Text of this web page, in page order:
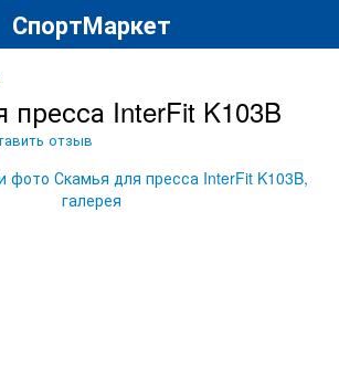
СпортМаркет
пресса InterFit K103B
отзыв